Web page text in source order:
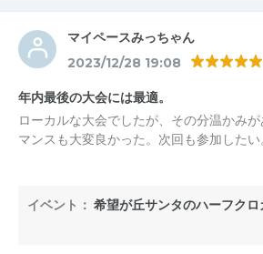
マイペースみっちゃん
2023/12/28 19:08
年内最後の大会には最適。
ローカルな大会でしたが、その分温かみ
マンスも大変良かった。次回も参加したい
イベント： 希望が丘サンタのハーフク